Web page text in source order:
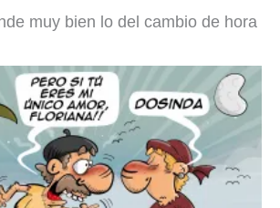
muy bien lo del cambio de hora